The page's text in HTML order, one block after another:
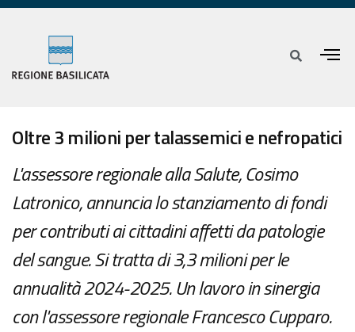
Oltre 3 milioni per talassemici e nefropatici
L'assessore regionale alla Salute, Cosimo
Latronico, annuncia lo stanziamento di fondi
per contributi ai cittadini affetti da patologie
del sangue. Si tratta di 3,3 milioni per le
annualità 2024-2025. Un lavoro in sinergia
con l'assessore regionale Francesco Cupparo.